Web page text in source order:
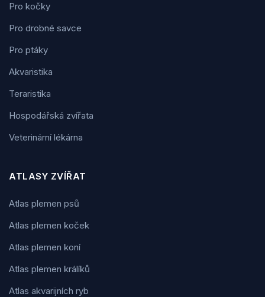
Pro kočky
Pro drobné savce
Pro ptáky
Akvaristika
Teraristika
Hospodářská zvířata
Veterinární lékárna
ATLASY ZVÍŘAT
Atlas plemen psů
Atlas plemen koček
Atlas plemen koní
Atlas plemen králíků
Atlas akvarijních ryb